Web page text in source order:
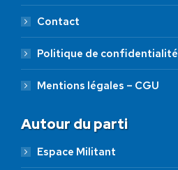
Contact
Politique de confidentialité
Mentions légales – CGU
Autour du parti
Espace Militant